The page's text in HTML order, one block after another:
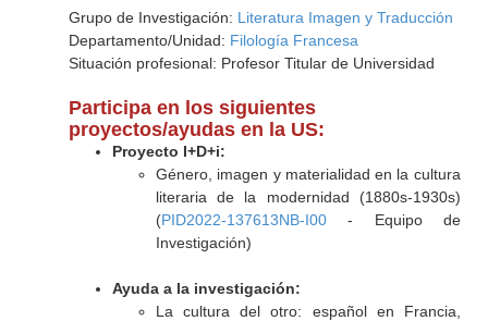
Grupo de Investigación: Literatura Imagen y Traducción
Departamento/Unidad: Filología Francesa
Situación profesional: Profesor Titular de Universidad
Participa en los siguientes
proyectos/ayudas en la US:
Proyecto I+D+i:
Género, imagen y materialidad en la cultura
literaria de la modernidad (1880s-1930s)
(PID2022-137613NB-I00- Equipo de
Investigación)
Ayuda a la investigación:
La cultura del otro: español en Francia,